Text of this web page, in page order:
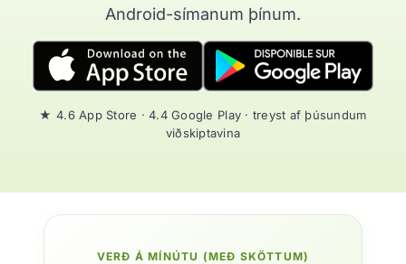
Android-símanum þínum.
★ 4.6 App Store · 4.4 Google Play · treyst af þúsundum
viðskiptavina
VERÐ Á MÍNÚTU (MEÐ SKÖTTUM)